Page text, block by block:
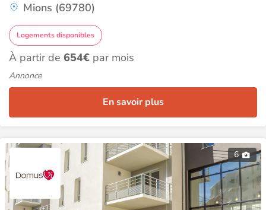
Mions (69780)
Logements disponibles
À partir de 654€ par mois
Annonce
En savoir plus
6